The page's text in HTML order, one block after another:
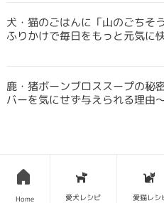
犬・猫のごはんに「山のごちそ
ふりかけで毎日をもっと元気に
鹿・猪ボーンブロススープの秘
バーを気にせず与えられる理由
Home 愛犬レシピ 愛猫レシ